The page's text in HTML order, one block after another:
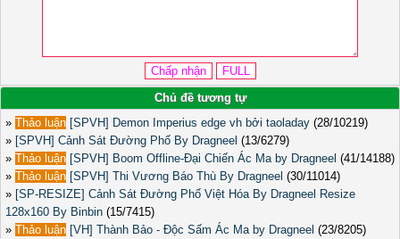
Chủ đề tương tự
» Thảo luận [SPVH] Demon Imperius edge vh bởi taoladay (28/10219)
» [SPVH] Cảnh Sát Đường Phố By Dragneel (13/6279)
» Thảo luận [SPVH] Boom Offline-Đại Chiến Ác Ma by Dragneel (41/14188)
» Thảo luận [SPVH] Thi Vương Báo Thù By Dragneel (30/11014)
» [SP-RESIZE] Cảnh Sát Đường Phố Việt Hóa By Dragneel Resize
128x160 By Binbin (15/7415)
» Thảo luận [VH] Thành Bảo - Độc Sấm Ác Ma by Dragneel (23/8205)